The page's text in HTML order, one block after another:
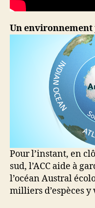
Un environnement
Pour l’instant, en
sud, l’ACC aide à
l’océan Austral
milliers d’espèces